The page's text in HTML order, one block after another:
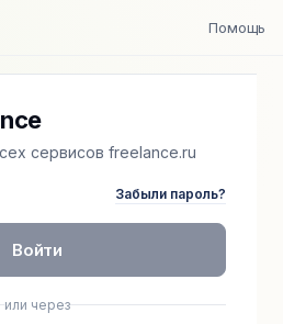
Помощь
сервисов freelance.ru
Забыли пароль?
Войти
или через